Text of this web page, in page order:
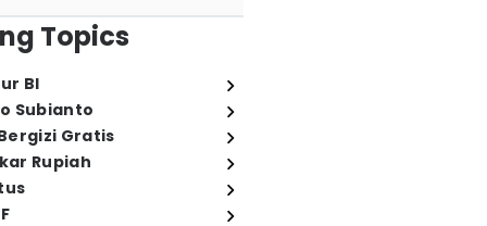
Topics
BI
Subianto
Gratis
Rupiah